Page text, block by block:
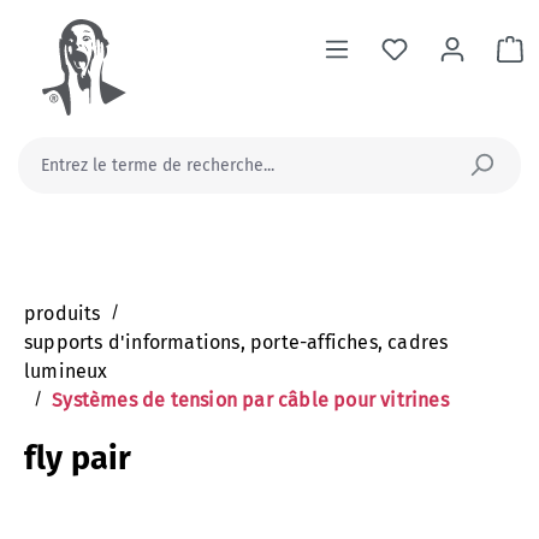
principal
produits /
supports d'informations, porte-affiches, cadres
lumineux
/ Systèmes de tension par câble pour vitrines
fly pair